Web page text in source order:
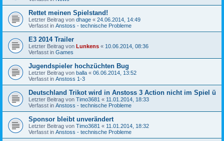
Rettet meinen Spielstand!
Letzter Beitrag von dhage « 24.06.2014, 14:49
Verfasst in Anstoss - technische Probleme
E3 2014 Trailer
Letzter Beitrag von Lunkens « 10.06.2014, 08:36
Verfasst in Games
Jugendspieler hochzüchten Bug
Letzter Beitrag von balla « 06.06.2014, 13:52
Verfasst in Anstoss 1-3
Deutschland Trikot wird in Anstoss 3 Action nicht im Spiel ü
Letzter Beitrag von Timo3681 « 11.01.2014, 18:33
Verfasst in Anstoss - technische Probleme
Sponsor bleibt unverändert
Letzter Beitrag von Timo3681 « 11.01.2014, 18:32
Verfasst in Anstoss - technische Probleme